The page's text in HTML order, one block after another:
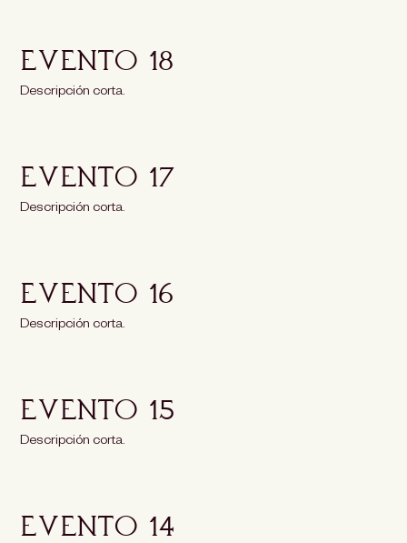
Evento 18
Descripción corta.
Evento 17
Descripción corta.
Evento 16
Descripción corta.
Evento 15
Descripción corta.
Evento 14